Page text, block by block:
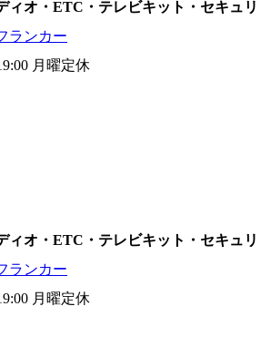
ィオ・ETC・テレビキット・セキュリ
ランカー
月曜定休
ィオ・ETC・テレビキット・セキュリ
ランカー
月曜定休